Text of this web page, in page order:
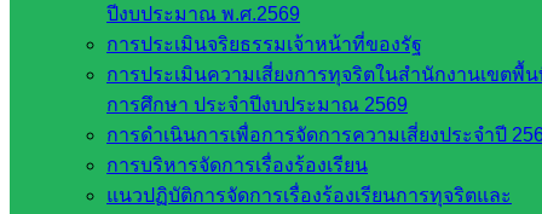
ปีงบประมาณ พ.ศ.2569
การประเมินจริยธรรมเจ้าหน้าที่ของรัฐ
การประเมินความเสี่ยงการทุจริตในสำนักงานเขตพื้
การศึกษา ประจำปีงบประมาณ 2569
การดำเนินการเพื่อการจัดการความเสี่ยงประจำปี
การบริหารจัดการเรื่องร้องเรียน
แนวปฏิบัติการจัดการเรื่องร้องเรียนการทุจริตและ
ประเทศไทย
เว็บไซต์
สำนักต่าง
สพฐ.
เว็บไซต์
สพม. ใน